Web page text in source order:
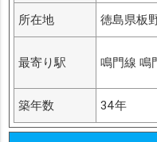
所在地 徳島県板
最寄り駅 鳴門線 鳴
築年数 34年